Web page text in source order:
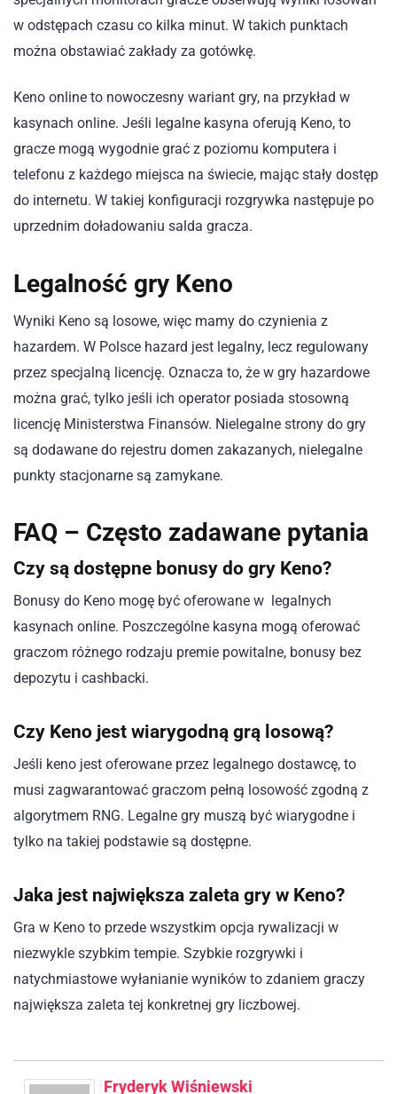
w odstępach czasu co kilka minut. W takich punktach
można obstawiać zakłady za gotówkę.
Keno online to nowoczesny wariant gry, na przykład w
kasynach online. Jeśli legalne kasyna oferują Keno, to
gracze mogą wygodnie grać z poziomu komputera i
telefonu z każdego miejsca na świecie, mając stały dostęp
do internetu. W takiej konfiguracji rozgrywka następuje po
uprzednim doładowaniu salda gracza.
Legalność gry Keno
Wyniki Keno są losowe, więc mamy do czynienia z
hazardem. W Polsce hazard jest legalny, lecz regulowany
przez specjalną licencję. Oznacza to, że w gry hazardowe
można grać, tylko jeśli ich operator posiada stosowną
licencję Ministerstwa Finansów. Nielegalne strony do gry
są dodawane do rejestru domen zakazanych, nielegalne
punkty stacjonarne są zamykane.
FAQ – Często zadawane pytania
Czy są dostępne bonusy do gry Keno?
Bonusy do Keno mogę być oferowane w legalnych
kasynach online. Poszczególne kasyna mogą oferować
graczom różnego rodzaju premie powitalne, bonusy bez
depozytu i cashbacki.
Czy Keno jest wiarygodną grą losową?
Jeśli keno jest oferowane przez legalnego dostawcę, to
musi zagwarantować graczom pełną losowość zgodną z
algorytmem RNG. Legalne gry muszą być wiarygodne i
tylko na takiej podstawie są dostępne.
Jaka jest największa zaleta gry w Keno?
Gra w Keno to przede wszystkim opcja rywalizacji w
niezwykle szybkim tempie. Szybkie rozgrywki i
natychmiastowe wyłanianie wyników to zdaniem graczy
największa zaleta tej konkretnej gry liczbowej.
Fryderyk Wiśniewski